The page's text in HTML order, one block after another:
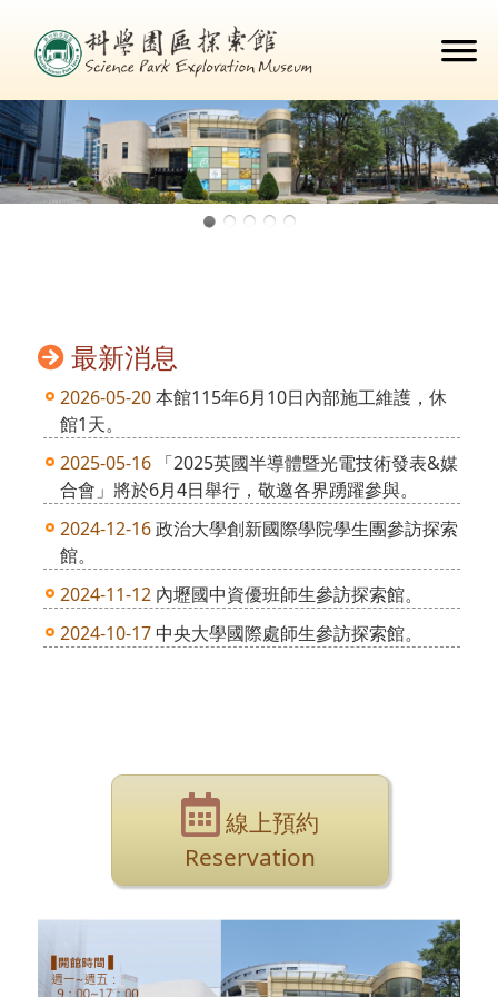
最新消息
2026-05-20本館115年6月10日內部施工維護，休
館1天。
2025-05-16 「2025英國半導體暨光電技術發表&媒
合會」將於6月4日舉行，敬邀各界踴躍參與。
2024-12-16政治大學創新國際學院學生團參訪探索
館。
2024-11-12 內壢國中資優班師生參訪探索館。
2024-10-17 中央大學國際處師生參訪探索館。
線上預約
Reservation